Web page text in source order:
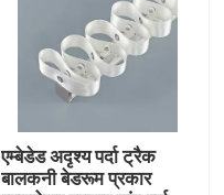
एम्बेडेड अदृश्य पर्दा ट्रैक
बालकनी बेडरूम प्रकार